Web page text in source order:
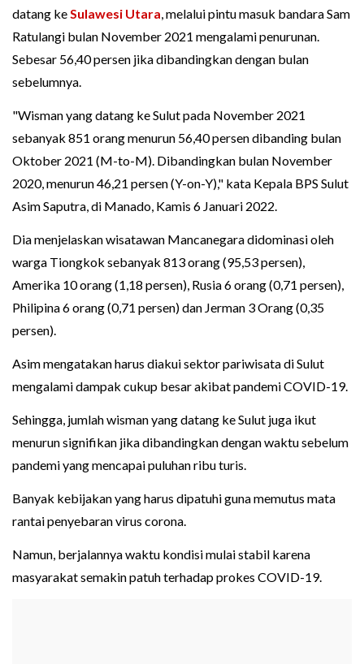
datang keSulawesi Utara, melalui pintu masuk bandara Sam
Ratulangi bulan November 2021 mengalami penurunan.
Sebesar 56,40 persen jika dibandingkan dengan bulan
sebelumnya.
"Wisman yang datang ke Sulut pada November 2021
sebanyak 851 orang menurun 56,40 persen dibanding bulan
Oktober 2021 (M-to-M). Dibandingkan bulan November
2020, menurun 46,21 persen (Y-on-Y)," kata Kepala BPS Sulut
Asim Saputra, di Manado, Kamis 6 Januari 2022.
Dia menjelaskan wisatawan Mancanegara didominasi oleh
warga Tiongkok sebanyak 813 orang (95,53 persen),
Amerika 10 orang (1,18 persen), Rusia 6 orang (0,71 persen),
Philipina 6 orang (0,71 persen) dan Jerman 3 Orang (0,35
persen).
Asim mengatakan harus diakui sektor pariwisata di Sulut
mengalami dampak cukup besar akibat pandemi COVID-19.
Sehingga, jumlah wisman yang datang ke Sulut juga ikut
menurun signifikan jika dibandingkan dengan waktu sebelum
pandemi yang mencapai puluhan ribu turis.
Banyak kebijakan yang harus dipatuhi guna memutus mata
rantai penyebaran virus corona.
Namun, berjalannya waktu kondisi mulai stabil karena
masyarakat semakin patuh terhadap prokes COVID-19.